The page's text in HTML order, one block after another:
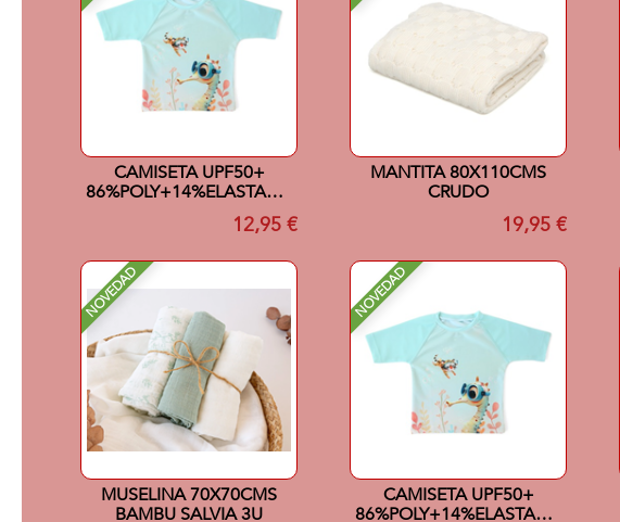
CAMISETA UPF50+
86%POLY+14%ELASTANO
18MESES MENTA12,95 €
MANTITA 80X110CMS
CRUDO
19,95 €
NOVEDAD
MUSELINA 70X70CMS
BAMBU SALVIA 3U
NOVEDAD
CAMISETA UPF50+
86%POLY+14%ELASTANO